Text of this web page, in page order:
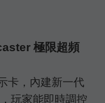
極限超頻
卡，內建新一代
玩家能即時調控